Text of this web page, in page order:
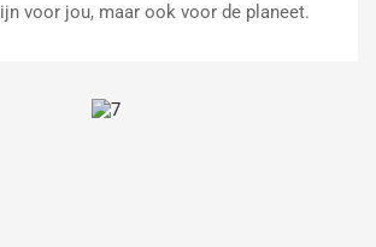
voor jou, maar ook voor de planeet.